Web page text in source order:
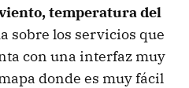
temperatura del
sobre los servicios que
con una interfaz muy
donde es muy fácil